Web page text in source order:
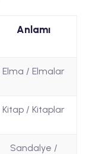
Anlamı
Elma / Elmalar
Kitap / Kitaplar
Sandalye /